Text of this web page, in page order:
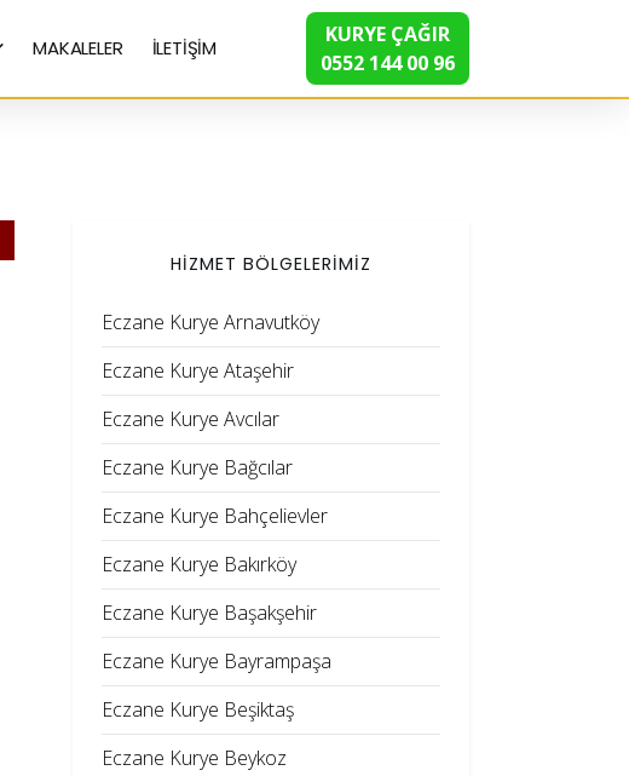
MAKALELER İLETİŞİM
KURYE ÇAĞIR
0552 144 00 96
HİZMET BÖLGELERİMİZ
Eczane Kurye Arnavutköy
Eczane Kurye Ataşehir
Eczane Kurye Avcılar
Eczane Kurye Bağcılar
Eczane Kurye Bahçelievler
Eczane Kurye Bakırköy
Eczane Kurye Başakşehir
Eczane Kurye Bayrampaşa
Eczane Kurye Beşiktaş
Eczane Kurye Beykoz